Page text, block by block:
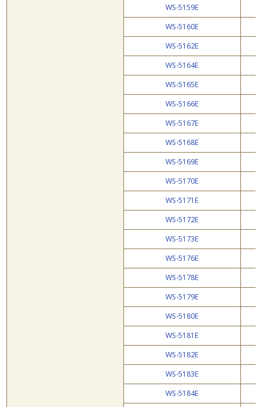
WS-5159E
WS-5160E
WS-5162E
WS-5164E
WS-5165E
WS-5166E
WS-5167E
WS-5168E
WS-5169E
WS-5170E
WS-5171E
WS-5172E
WS-5173E
WS-5176E
WS-5178E
WS-5179E
WS-5180E
WS-5181E
WS-5182E
WS-5183E
WS-5184E